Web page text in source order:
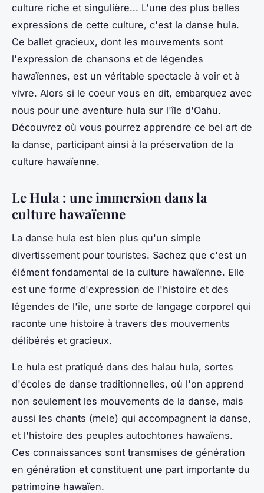
culture riche et singulière... L'une des plus belles
expressions de cette culture, c'est la danse hula.
Ce ballet gracieux, dont les mouvements sont
l'expression de chansons et de légendes
hawaïennes, est un véritable spectacle à voir et à
vivre. Alors si le coeur vous en dit, embarquez avec
nous pour une aventure hula sur l'île d'Oahu.
Découvrez où vous pourrez apprendre ce bel art de
la danse, participant ainsi à la préservation de la
culture hawaïenne.
Le Hula : une immersion dans la
culture hawaïenne
La danse hula est bien plus qu'un simple
divertissement pour touristes. Sachez que c'est un
élément fondamental de la culture hawaïenne. Elle
est une forme d'expression de l'histoire et des
légendes de l'île, une sorte de langage corporel qui
raconte une histoire à travers des mouvements
délibérés et gracieux.
Le hula est pratiqué dans des halau hula, sortes
d'écoles de danse traditionnelles, où l'on apprend
non seulement les mouvements de la danse, mais
aussi les chants (mele) qui accompagnent la danse,
et l'histoire des peuples autochtones hawaïens.
Ces connaissances sont transmises de génération
en génération et constituent une part importante du
patrimoine hawaïen.